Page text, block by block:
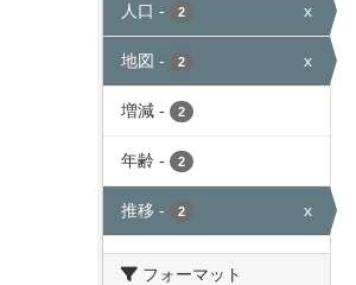
人口 - 2 x
地図 - 2 x
増減 - 2
年齢 - 2
推移 - 2 x
フォーマット